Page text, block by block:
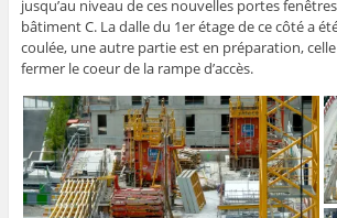
jusqu’au niveau de ces nouvelles portes
bâtiment C. La dalle du 1er étage de ce côté a
coulée, une autre partie est en préparation,
fermer le coeur de la rampe d’accès.